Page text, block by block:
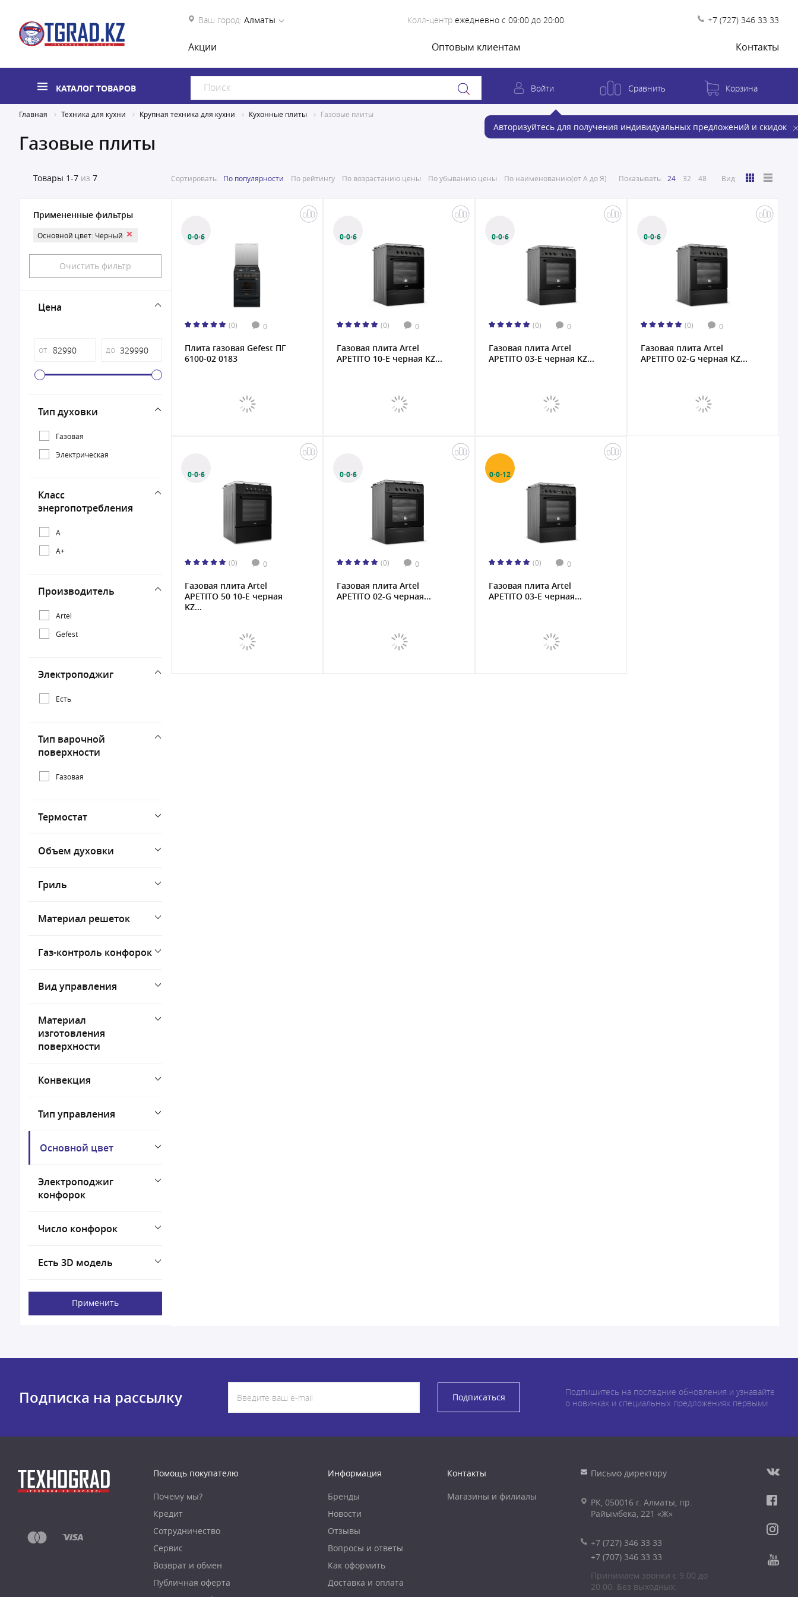
Ваш город: Алматы Колл-центр ежедневно с 09:00 до 20:00 +7 (727) 346 33 33
Акции Оптовым клиентам Контакты
КАТАЛОГ ТОВАРОВ Войти
Авторизуйтесь для получения индивидуальных предложений и скидок
Сравнить Корзина
Главная Техника для кухни Крупная техника для кухни Кухонные плиты Газовые плиты
Газовые плиты
Товары 1-7 из 7 Сортировать: По популярности По рейтингу По возрастанию цены По убыванию цены По наименованию(от А до Я) Показывать: 24 32 48 Вид:
Примененные фильтры
Основной цвет: Черный
Очистить фильтр
Цена
от до
Тип духовки
Газовая
Электрическая
Класс
энергопотребления
A
A+
Производитель
Artel
Gefest
Электроподжиг
Есть
Тип варочной
поверхности
Газовая
Термостат
Объем духовки
Гриль
Материал решеток
Газ-контроль конфорок
Вид управления
Материал
изготовления
поверхности
Конвекция
Тип управления
Основной цвет
Электроподжиг
конфорок
Число конфорок
Есть 3D модель
Применить
0·0·6
(0) 0
Плита газовая Gefest ПГ
6100-02 0183
0·0·6
(0) 0
Газовая плита Artel
APETITO 10-E черная KZ...
0·0·6
(0) 0
Газовая плита Artel
APETITO 03-E черная KZ...
0·0·6
(0) 0
Газовая плита Artel
APETITO 02-G черная KZ...
0·0·6
(0) 0
Газовая плита Artel
APETITO 50 10-E черная
KZ...
0·0·6
(0) 0
Газовая плита Artel
APETITO 02-G черная...
0·0·12
(0) 0
Газовая плита Artel
APETITO 03-E черная...
Подписка на рассылку Подписаться
Подпишитесь на последние обновления и узнавайте
о новинках и специальных предложениях первыми
Помощь покупателю
Почему мы?
Кредит
Сотрудничество
Сервис
Возврат и обмен
Публичная оферта
Информация
Бренды
Новости
Отзывы
Вопросы и ответы
Как оформить
Доставка и оплата
Контакты
Магазины и филиалы
Письмо директору
РК, 050016 г. Алматы, пр.
Райымбека, 221 «Ж»
+7 (727) 346 33 33
+7 (707) 346 33 33
Принимаем звонки с 9.00 до
20.00. Без выходных.